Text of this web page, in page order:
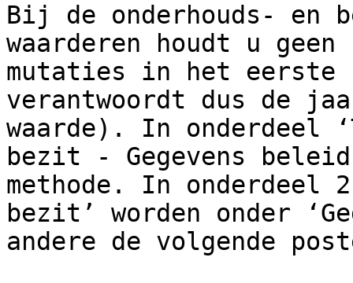
Bij de onderhouds- en
waarderen houdt u
mutaties in het eerste
verantwoordt dus de
waarde). In onderdeel
bezit - Gegevens
methode. In onderdeel
bezit’ worden onder
andere de volgende